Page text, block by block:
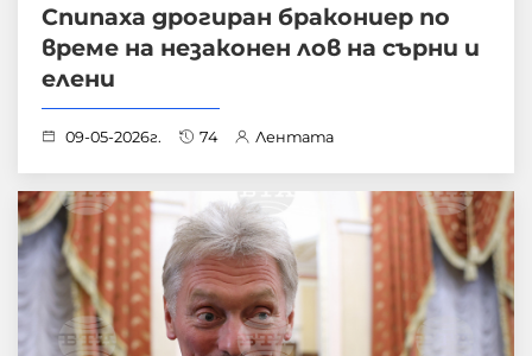
Спипаха дрогиран бракониер по
време на незаконен лов на сърни и
елени
09-05-2026г. 74 Лентата